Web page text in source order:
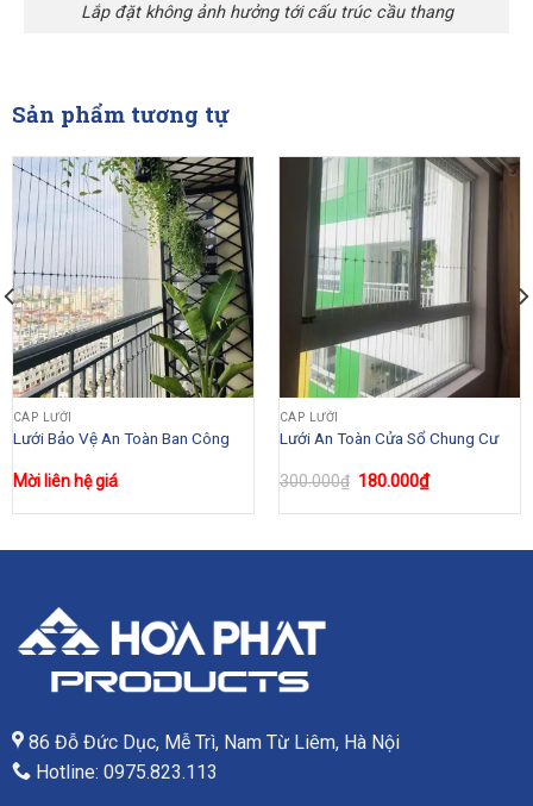
Lắp đặt không ảnh hưởng tới cấu trúc cầu thang
Sản phẩm tương tự
CÁP LƯỚI
Lưới Bảo Vệ An Toàn Ban Công
Mời liên hệ giá
CÁP LƯỚI
Lưới An Toàn Cửa Sổ Chung Cư
300.000₫ Giá
là:
180.000₫Giá
hiện
tại
180.000₫.
86 Đỗ Đức Dục, Mễ Trì, Nam Từ Liêm, Hà Nội
Hotline: 0975.823.113